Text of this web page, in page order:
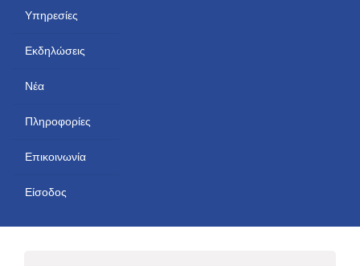
Υπηρεσίες
Εκδηλώσεις
Νέα
Πληροφορίες
Επικοινωνία
Είσοδος